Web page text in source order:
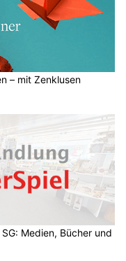
– mit Zenklusen
Medien, Bücher und